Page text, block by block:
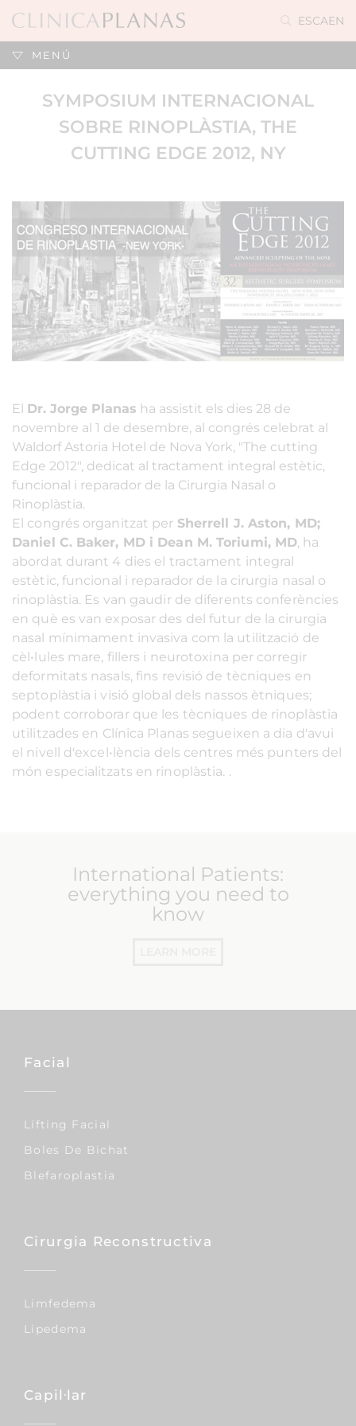
ESCAEN
MENÚ
SYMPOSIUM INTERNACIONAL
SOBRE RINOPLÀSTIA, THE
CUTTING EDGE 2012, NY
El Dr. Jorge Planas ha assistit els dies 28 de
novembre al 1 de desembre, al congrés celebrat al
Waldorf Astoria Hotel de Nova York, "The cutting
Edge 2012", dedicat al tractament integral estètic,
funcional i reparador de la Cirurgia Nasal o
Rinoplàstia.
El congrés organitzat per Sherrell J. Aston, MD;
Daniel C. Baker, MD i Dean M. Toriumi, MD, ha
abordat durant 4 dies el tractament integral
estètic, funcional i reparador de la cirurgia nasal o
rinoplàstia. Es van gaudir de diferents conferències
en què es van exposar des del futur de la cirurgia
nasal mínimament invasiva com la utilització de
cèl•lules mare, fillers i neurotoxina per corregir
deformitats nasals, fins revisió de tècniques en
septoplàstia i visió global dels nassos ètniques;
podent corroborar que les tècniques de rinoplàstia
utilitzades en Clínica Planas segueixen a dia d'avui
el nivell d'excel•lència dels centres més punters del
món especialitzats en rinoplàstia. .
International Patients:
everything you need to
know
Facial
Lífting Facial
Boles De Bichat
Blefaroplastia
Cirurgia Reconstructiva
Limfedema
Lipedema
Capil·lar